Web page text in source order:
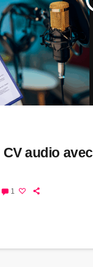
audio avec
1